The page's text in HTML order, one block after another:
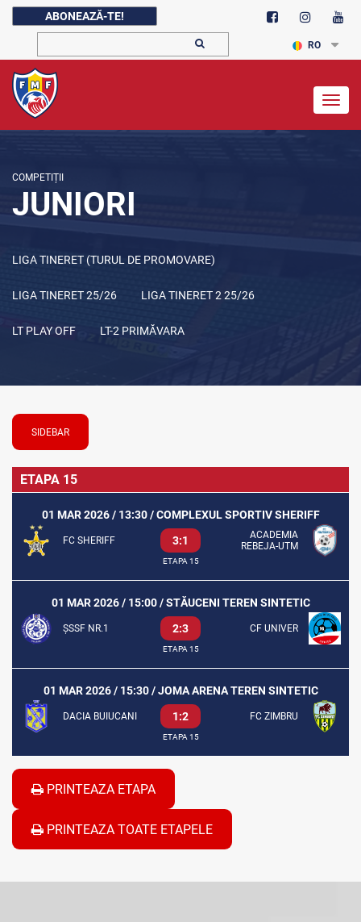
ABONEAZĂ-TE!
RO
COMPETIȚII
JUNIORI
LIGA TINERET (TURUL DE PROMOVARE)
LIGA TINERET 25/26 LIGA TINERET 2 25/26
LT PLAY OFF LT-2 PRIMĂVARA
SIDEBAR
ETAPA 15
01 MAR 2026 / 13:30 / COMPLEXUL SPORTIV SHERIFF
FC SHERIFF 3:1
ACADEMIA
REBEJA-UTM
ETAPA 15
01 MAR 2026 / 15:00 / STĂUCENI TEREN SINTETIC
ȘSSF NR.1 2:3 CF UNIVER
ETAPA 15
01 MAR 2026 / 15:30 / JOMA ARENA TEREN SINTETIC
DACIA BUIUCANI 1:2 FC ZIMBRU
ETAPA 15
PRINTEAZA ETAPA
PRINTEAZA TOATE ETAPELE